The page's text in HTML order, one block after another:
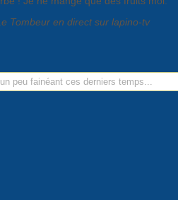
Tombeur en direct sur lapino-tv
peu fainéant ces derniers temps...